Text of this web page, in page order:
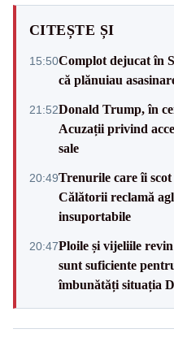
CITEȘTE ȘI
15:50Complot dejucat în
că plănuiau
21:52Donald Trump, în
Acuzații privind
sale
20:49Trenurile care îi
Călătorii reclamă
insuportabile
20:47Ploile și vijeliile
sunt suficiente
îmbunătăți situația